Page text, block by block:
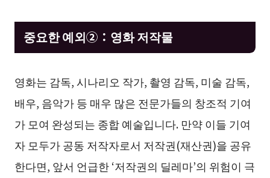
중요한 예외②：영화 저작물
영화는 감독, 시나리오 작가, 촬영 감독, 미술 감독,
배우, 음악가 등 매우 많은 전문가들의 창조적 기여
가 모여 완성되는 종합 예술입니다. 만약 이들 기여
자 모두가 공동 저작자로서 저작권(재산권)을 공유
한다면, 앞서 언급한 ‘저작권의 딜레마’의 위험이 극